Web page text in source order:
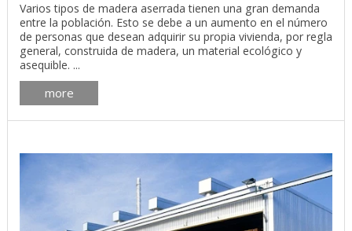
Varios tipos de madera aserrada tienen una gran demanda
entre la población. Esto se debe a un aumento en el número
de personas que desean adquirir su propia vivienda, por regla
general, construida de madera, un material ecológico y
asequible. ...
more